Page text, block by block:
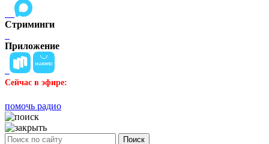
Стриминги
Приложение
Сейчас в эфире:
помочь радио
Поиск